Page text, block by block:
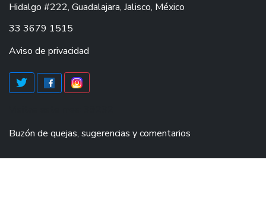
Hidalgo #222, Guadalajara, Jalisco, México
33 3679 1515
Aviso de privacidad
Buzón de quejas, sugerencias y comentarios